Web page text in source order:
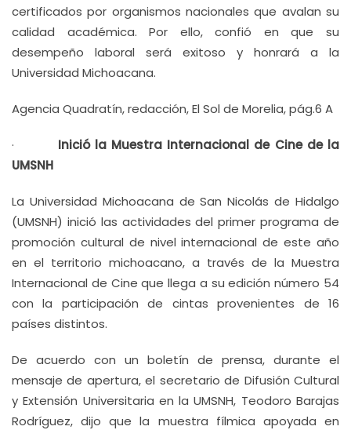
certificados por organismos nacionales que avalan su
calidad académica. Por ello, confió en que su
desempeño laboral será exitoso y honrará a la
Universidad Michoacana.
Agencia Quadratín, redacción, El Sol de Morelia, pág.6 A
· Inició la Muestra Internacional de Cine de la
UMSNH
La Universidad Michoacana de San Nicolás de Hidalgo
(UMSNH) inició las actividades del primer programa de
promoción cultural de nivel internacional de este año
en el territorio michoacano, a través de la Muestra
Internacional de Cine que llega a su edición número 54
con la participación de cintas provenientes de 16
países distintos.
De acuerdo con un boletín de prensa, durante el
mensaje de apertura, el secretario de Difusión Cultural
y Extensión Universitaria en la UMSNH, Teodoro Barajas
Rodríguez, dijo que la muestra fílmica apoyada en